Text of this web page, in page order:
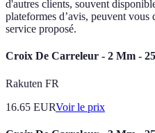
d'autres clients, souvent
plateformes d’avis, peuvent
service proposé.
Croix De Carreleur - 2 Mm -
Rakuten FR
16.65 EURVoir le prix